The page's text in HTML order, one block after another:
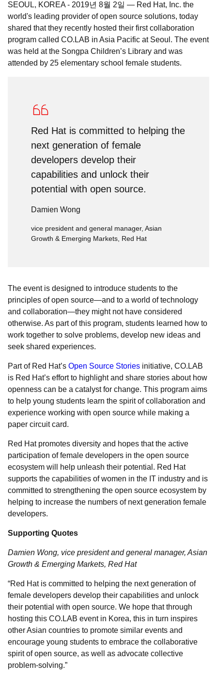
SEOUL, KOREA - 2019년 8월 2일 — Red Hat, Inc. the
world's leading provider of open source solutions, today
shared that they recently hosted their first collaboration
program called CO.LAB in Asia Pacific at Seoul. The event
was held at the Songpa Children’s Library and was
attended by 25 elementary school female students.
Red Hat is committed to helping the
next generation of female
developers develop their
capabilities and unlock their
potential with open source.
Damien Wong
vice president and general manager, Asian
Growth & Emerging Markets, Red Hat
The event is designed to introduce students to the
principles of open source—and to a world of technology
and collaboration—they might not have considered
otherwise. As part of this program, students learned how to
work together to solve problems, develop new ideas and
seek shared experiences.
Part of Red Hat’s Open Source Stories initiative, CO.LAB
is Red Hat’s effort to highlight and share stories about how
openness can be a catalyst for change. This program aims
to help young students learn the spirit of collaboration and
experience working with open source while making a
paper circuit card.
Red Hat promotes diversity and hopes that the active
participation of female developers in the open source
ecosystem will help unleash their potential. Red Hat
supports the capabilities of women in the IT industry and is
committed to strengthening the open source ecosystem by
helping to increase the numbers of next generation female
developers.
Supporting Quotes
Damien Wong, vice president and general manager, Asian
Growth & Emerging Markets, Red Hat
“Red Hat is committed to helping the next generation of
female developers develop their capabilities and unlock
their potential with open source. We hope that through
hosting this CO.LAB event in Korea, this in turn inspires
other Asian countries to promote similar events and
encourage young students to embrace the collaborative
spirit of open source, as well as advocate collective
problem-solving.”